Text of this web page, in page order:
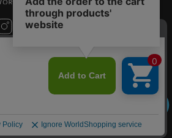
お問い合わせ
Watch All Rights reserved.